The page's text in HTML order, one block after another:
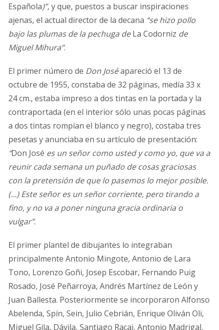
Española)”, y que, puestos a buscar inspiraciones
ajenas, el actual director de la decana “se hizo pollo
bajo las plumas de la pechuga deLa Codorniz de
Miguel Mihura”.
El primer número de Don Joséapareció el 13 de
octubre de 1955, constaba de 32 páginas, medía 33 x
24 cm., estaba impreso a dos tintas en la portada y la
contraportada (en el interior sólo unas pocas páginas
a dos tintas rompían el blanco y negro), costaba tres
pesetas y anunciaba en su artículo de presentación:
“Don José es un señor como usted y como yo, que va a
reunir cada semana un puñado de cosas graciosas
con la pretensión de que lo pasemos lo mejor posible.
(...) Este señor es un señor corriente, pero tirando a
fino, y no va a poner ninguna gracia ordinaria o
vulgar”.
El primer plantel de dibujantes lo integraban
principalmente Antonio Mingote, Antonio de Lara
Tono, Lorenzo Goñi, Josep Escobar, Fernando Puig
Rosado, José Peñarroya, Andrés Martínez de León y
Juan Ballesta. Posteriormente se incorporaron Alfonso
Abelenda, Spín, Sein, Julio Cebrián, Enrique Oliván Oli,
Miguel Gila, Dávila, Santiago Racaj, Antonio Madrigal,